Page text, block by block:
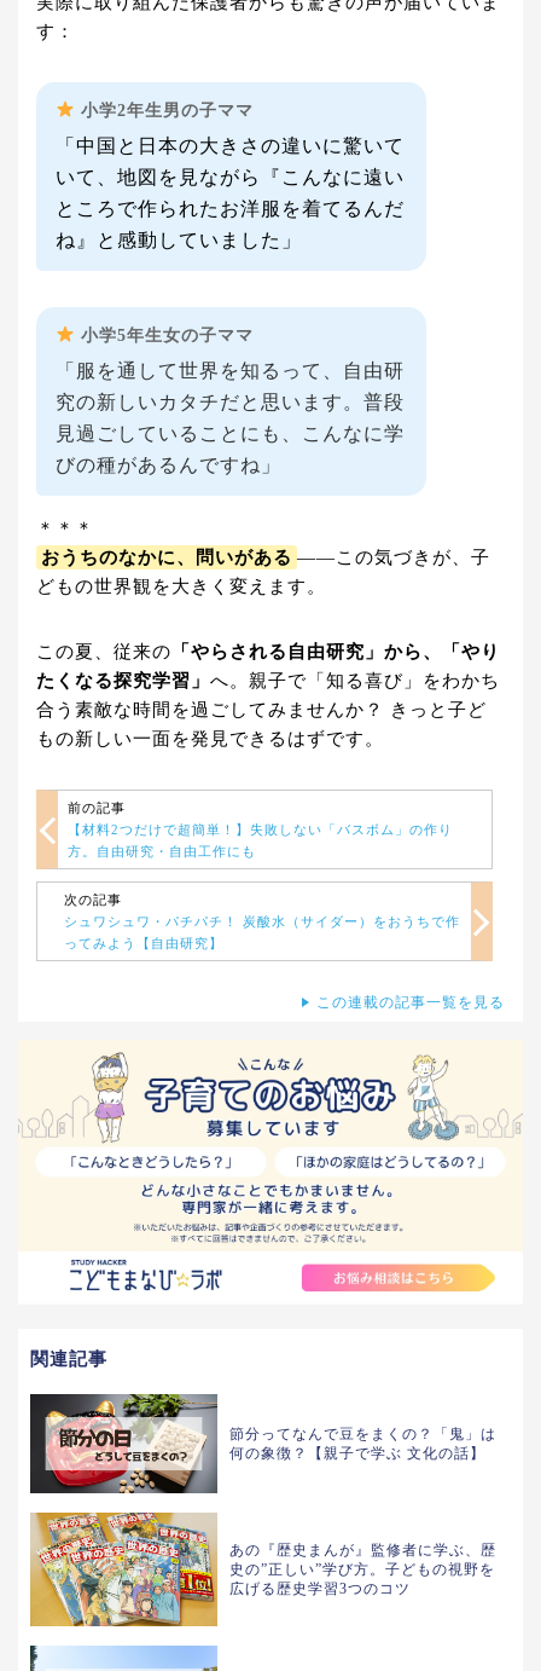
す：
小学2年生男の子ママ
「中国と日本の大きさの違いに驚いて
いて、地図を見ながら『こんなに遠い
ところで作られたお洋服を着てるんだ
ね』と感動していました」
小学5年生女の子ママ
「服を通して世界を知るって、自由研
究の新しいカタチだと思います。普段
見過ごしていることにも、こんなに学
びの種があるんですね」
＊＊＊
おうちのなかに、問いがある ——この気づきが、子
どもの世界観を大きく変えます。
この夏、従来の 「やらされる自由研究」から、「やり
たくなる探究学習」 へ。親子で「知る喜び」をわかち
合う素敵な時間を過ごしてみませんか？ きっと子ど
もの新しい一面を発見できるはずです。
前の記事
【材料2つだけで超簡単！】失敗しない「バスボム」の作り
方。自由研究・自由工作にも
次の記事
シュワシュワ・パチパチ！ 炭酸水（サイダー）をおうちで作
ってみよう【自由研究】
この連載の記事一覧を見る
関連記事
節分ってなんで豆をまくの？「鬼」は
何の象徴？【親子で学ぶ 文化の話】
あの『歴史まんが』監修者に学ぶ、歴
史の”正しい”学び方。子どもの視野を
広げる歴史学習3つのコツ